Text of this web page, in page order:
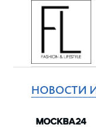
НОВОСТИ